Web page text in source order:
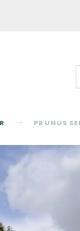
PRUNUS